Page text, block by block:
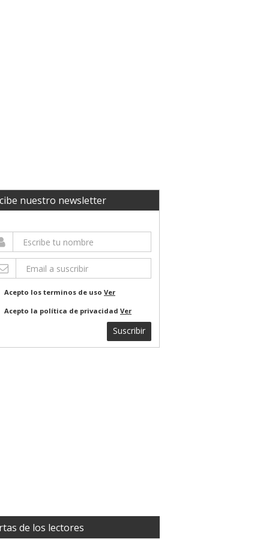
nuestro newsletter
Acepto los terminos de uso Ver
Acepto la política de privacidad Ver
Suscribir
de los lectores